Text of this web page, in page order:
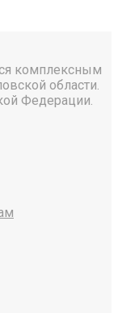
комплексным
области.
Федерации.